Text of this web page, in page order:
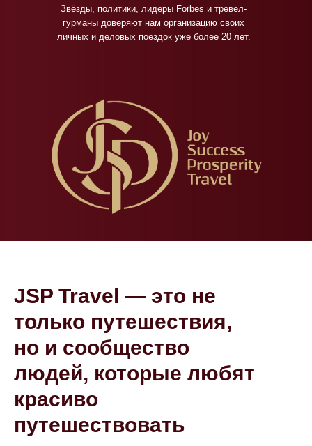
Звёзды, политики, лидеры Forbes и тревел-
гурманы доверяют нам организацию своих
личных и деловых поездок уже более 20 лет.
JSP Travel — это не
только путешествия,
но и сообщество
людей, которые любят
красиво
путешествовать